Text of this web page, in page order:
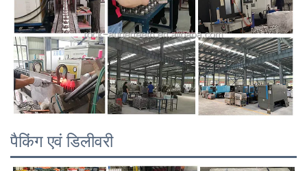
पैकिंग एवं डिलीवरी